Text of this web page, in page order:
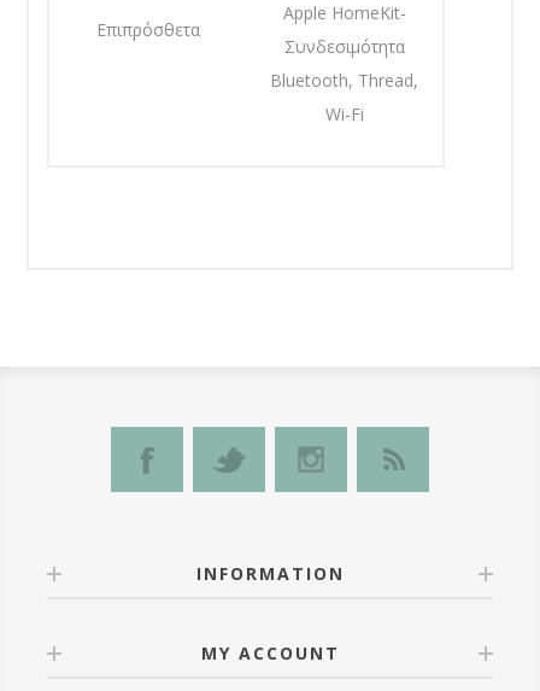
Επιπρόσθετα
Apple HomeKit-
Συνδεσιμότητα
Bluetooth, Thread,
Wi-Fi
INFORMATION
MY ACCOUNT